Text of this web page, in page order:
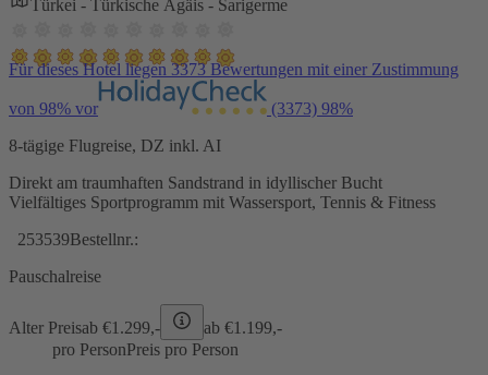
Türkei - Türkische Ägäis - Sarigerme
Für dieses Hotel liegen 3373 Bewertungen mit einer Zustimmung
von 98% vor (3373) 98%
8-tägige Flugreise, DZ inkl. AI
Direkt am traumhaften Sandstrand in idyllischer Bucht
Vielfältiges Sportprogramm mit Wassersport, Tennis & Fitness
253539Bestellnr.:
Pauschalreise
Alter Preisab €1.299,- ab €1.199,-
pro PersonPreis pro Person